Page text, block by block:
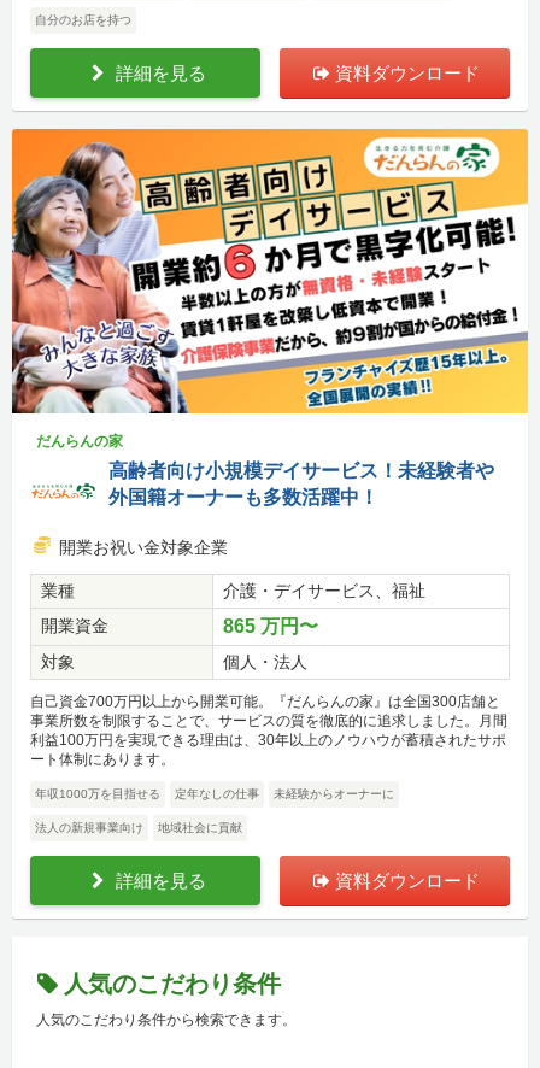
自分のお店を持つ
詳細を見る 資料ダウンロード
だんらんの家
高齢者向け小規模デイサービス！未経験者や
外国籍オーナーも多数活躍中！
開業お祝い金対象企業
業種
介護・デイサービス、福祉
開業資金
865 万円〜
対象 個人・法人
自己資金700万円以上から開業可能。『だんらんの家』は全国300店舗と
事業所数を制限することで、サービスの質を徹底的に追求しました。月間
利益100万円を実現できる理由は、30年以上のノウハウが蓄積されたサポ
ート体制にあります。
年収1000万を目指せる 定年なしの仕事 未経験からオーナーに
法人の新規事業向け 地域社会に貢献
詳細を見る 資料ダウンロード
人気のこだわり条件
人気のこだわり条件から検索できます。